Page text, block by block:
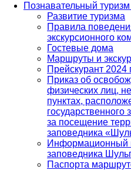
Познавательный туризм
Развитие туризма
Правила
экскурсионного
Гостевые дома
Маршруты и
Прейскурант 2024
Приказ об
физических лиц,
пунктах,
за посещение
заповедника
Информационный
заповедника
Паспорта